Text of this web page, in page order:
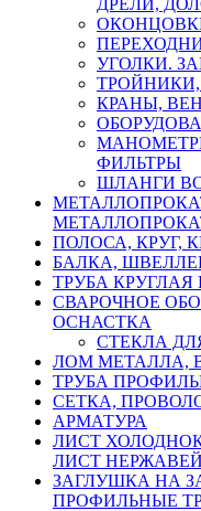
УГОЛКИ.
КРАНЫ,
ФИЛЬТРЫ
ШЛАНГИ
ПОЛОСА, КРУГ,
БАЛКА,
ТРУБА КРУГЛАЯ
СВАРОЧНОЕ
ОСНАСТКА
СТЕКЛА
ЛОМ МЕТАЛЛА,
ТРУБА
СЕТКА,
АРМАТУРА
ЛИСТ
ЛИСТ
ЗАГЛУШКА НА
ПРОФИЛЬНЫЕ